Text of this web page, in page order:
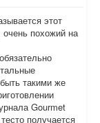
этот
очень похожий на
такими же
Gourmet
получается